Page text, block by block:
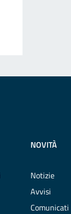
NOVITÀ
Notizie
Avvisi
Comunicati